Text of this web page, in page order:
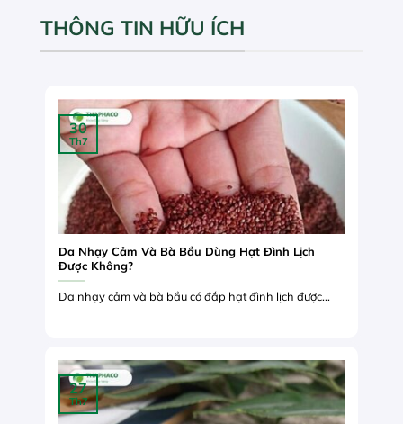
THÔNG TIN HỮU ÍCH
Da Nhạy Cảm Và Bà Bầu Dùng Hạt Đình Lịch
Được Không?
Da nhạy cảm và bà bầu có đắp hạt đình lịch được...
30
Th7
27
Th7